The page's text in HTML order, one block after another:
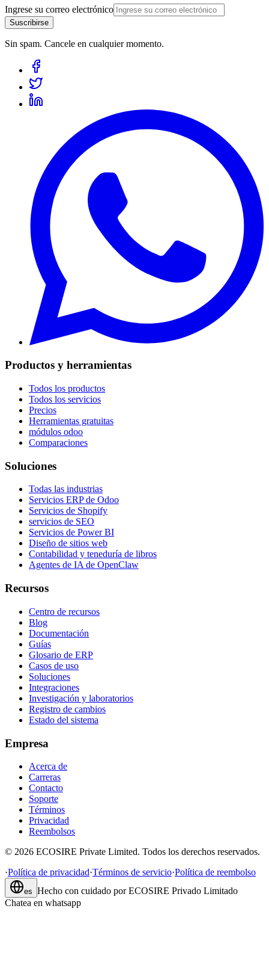
Ingrese su correo electrónico
Suscribirse
Sin spam. Cancele en cualquier momento.
Productos y herramientas
Todos los productos
Todos los servicios
Precios
Herramientas gratuitas
módulos odoo
Comparaciones
Soluciones
Todas las industrias
Servicios ERP de Odoo
Servicios de Shopify
servicios de SEO
Servicios de Power BI
Diseño de sitios web
Contabilidad y teneduría de libros
Agentes de IA de OpenClaw
Recursos
Centro de recursos
Blog
Documentación
Guías
Glosario de ERP
Casos de uso
Soluciones
Integraciones
Investigación y laboratorios
Registro de cambios
Estado del sistema
Empresa
Acerca de
Carreras
Contacto
Soporte
Términos
Privacidad
Reembolsos
© 2026 ECOSIRE Private Limited. Todos los derechos reservados.
·Política de privacidad·Términos de servicio·Política de reembolso
es Hecho con cuidado por ECOSIRE Privado Limitado
Chatea en whatsapp